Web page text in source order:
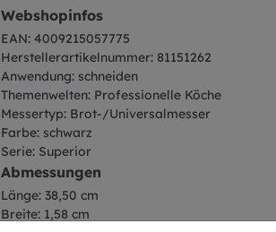
Webshopinfos
EAN: 4009215057775
Herstellerartikelnummer: 81151262
Anwendung: schneiden
Themenwelten: Professionelle Köche
Messertyp: Brot-/Universalmesser
Farbe: schwarz
Serie: Superior
Abmessungen
Länge: 38,50 cm
Breite: 1,58 cm